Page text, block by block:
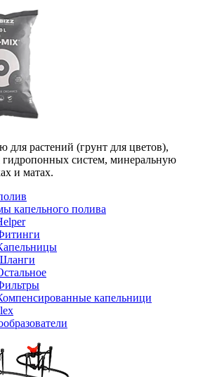
для растений (грунт для цветов),
гидропонных систем, минеральную
и матах.
капельного полива
капельници